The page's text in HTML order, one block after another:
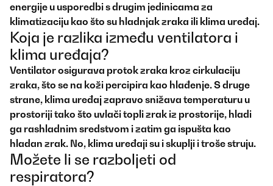
energije u usporedbi s drugim jedinicama za
klimatizaciju kao što su hladnjak zraka ili klima uređaj.
Koja je razlika između ventilatora i
klima uređaja?
Ventilator osigurava protok zraka kroz cirkulaciju
zraka, što se na koži percipira kao hlađenje. S druge
strane, klima uređaj zapravo snižava temperaturu u
prostoriji tako što uvlači topli zrak iz prostorije, hladi
ga rashladnim sredstvom i zatim ga ispušta kao
hladan zrak. No, klima uređaji su i skuplji i troše struju.
Možete li se razboljeti od
respiratora?